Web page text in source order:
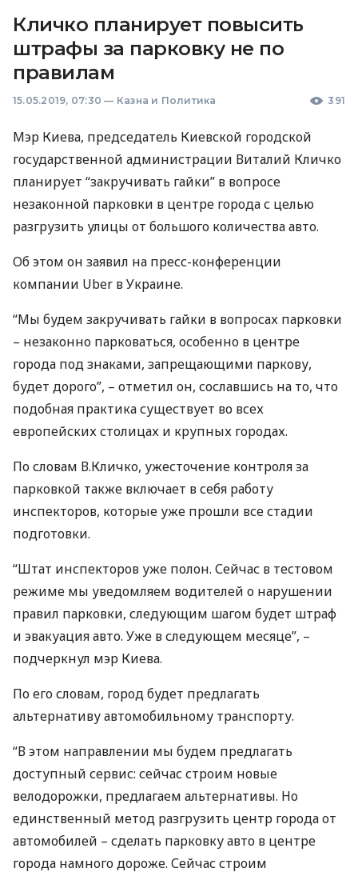
Кличко планирует повысить
штрафы за парковку не по
правилам
15.05.2019, 07:30 — Казна и Политика 391
Мэр Киева, председатель Киевской городской
государственной администрации Виталий Кличко
планирует “закручивать гайки” в вопросе
незаконной парковки в центре города с целью
разгрузить улицы от большого количества авто.
Об этом он заявил на пресс-конференции
компании Uber в Украине.
“Мы будем закручивать гайки в вопросах парковки
– незаконно парковаться, особенно в центре
города под знаками, запрещающими паркову,
будет дорого”, – отметил он, сославшись на то, что
подобная практика существует во всех
европейских столицах и крупных городах.
По словам В.Кличко, ужесточение контроля за
парковкой также включает в себя работу
инспекторов, которые уже прошли все стадии
подготовки.
“Штат инспекторов уже полон. Сейчас в тестовом
режиме мы уведомляем водителей о нарушении
правил парковки, следующим шагом будет штраф
и эвакуация авто. Уже в следующем месяце”, –
подчеркнул мэр Киева.
По его словам, город будет предлагать
альтернативу автомобильному транспорту.
“В этом направлении мы будем предлагать
доступный сервис: сейчас строим новые
велодорожки, предлагаем альтернативы. Но
единственный метод разгрузить центр города от
автомобилей – сделать парковку авто в центре
города намного дороже. Сейчас строим